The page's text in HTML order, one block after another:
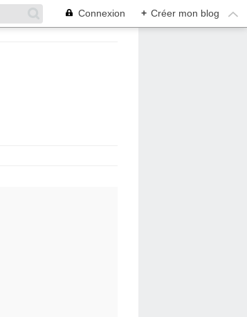
Connexion + Créer mon blog